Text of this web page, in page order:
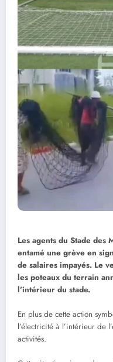
Les agents du Stade des
entamé une grève en
de salaires impayés. Le
les poteaux du terrain
l’intérieur du stade.
En plus de cette action
l’électricité à l’intérieur de
activités.